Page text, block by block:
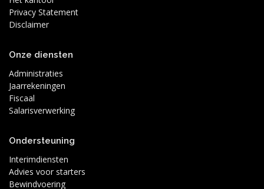
Privacy Statement
Disclaimer
Onze diensten
Administraties
Jaarrekeningen
Fiscaal
Salarisverwerking
Ondersteuning
Interimdiensten
Advies voor starters
Bewindvoering